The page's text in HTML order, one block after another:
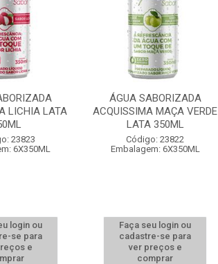
LICHIA LATA
23823
6X350ML
login ou
se para
e
ÁGUA SABORIZADA
ACQUISSIMA MAÇA VERDE
LATA 350ML
Código: 23822
Embalagem: 6X350ML
Faça seu login ou
cadastre-se para
ver preços e
comprar